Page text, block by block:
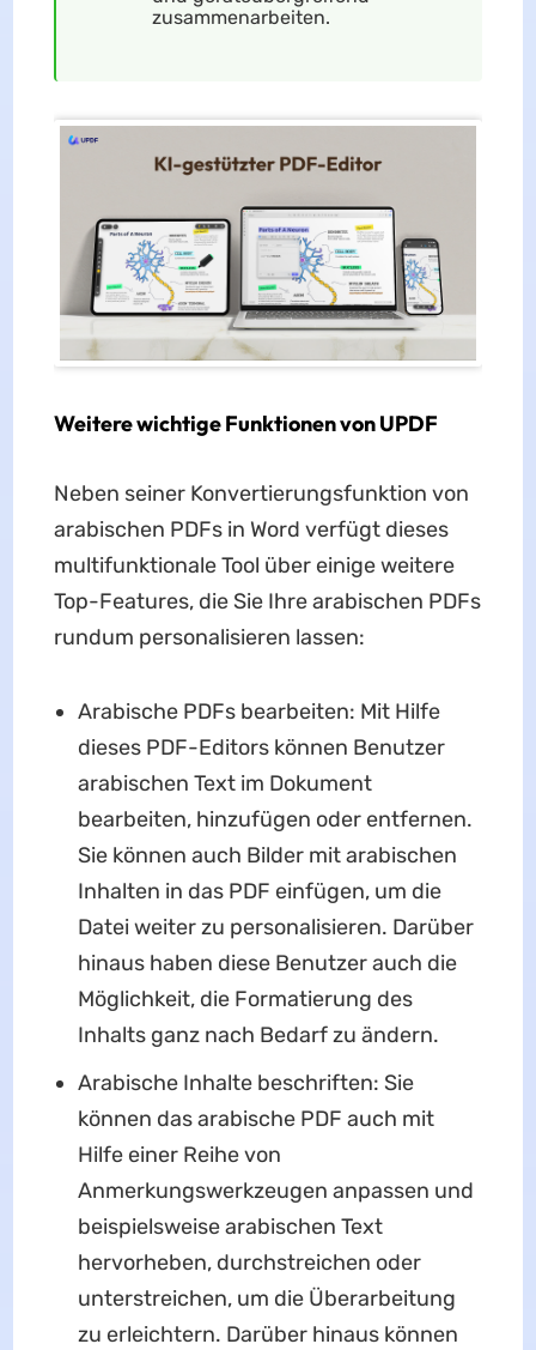
zusammenarbeiten.
Weitere wichtige Funktionen von UPDF
Neben seiner Konvertierungsfunktion von
arabischen PDFs in Word verfügt dieses
multifunktionale Tool über einige weitere
Top-Features, die Sie Ihre arabischen PDFs
rundum personalisieren lassen:
Arabische PDFs bearbeiten: Mit Hilfe
dieses PDF-Editors können Benutzer
arabischen Text im Dokument
bearbeiten, hinzufügen oder entfernen.
Sie können auch Bilder mit arabischen
Inhalten in das PDF einfügen, um die
Datei weiter zu personalisieren. Darüber
hinaus haben diese Benutzer auch die
Möglichkeit, die Formatierung des
Inhalts ganz nach Bedarf zu ändern.
Arabische Inhalte beschriften: Sie
können das arabische PDF auch mit
Hilfe einer Reihe von
Anmerkungswerkzeugen anpassen und
beispielsweise arabischen Text
hervorheben, durchstreichen oder
unterstreichen, um die Überarbeitung
zu erleichtern. Darüber hinaus können